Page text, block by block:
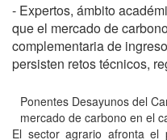
- Expertos, ámbito
que el mercado de
complementaria de
persisten retos técnicos,
Ponentes Desayunos del
mercado de carbono en el
El sector agrario afronta el